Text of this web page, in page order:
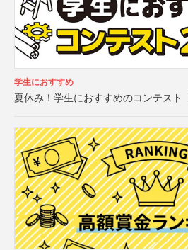
学生におすすめ
夏休み！学生におすすめのコンテスト